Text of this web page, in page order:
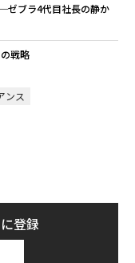
ゼブラ4代目社長の静か
戦略
ンス
登録